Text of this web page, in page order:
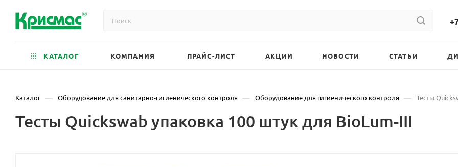
КАТАЛОГ КОМПАНИЯ ПРАЙС-ЛИСТ АКЦИИ НОВОСТИ СТАТЬИ
Каталог — Оборудование для санитарно-гигиенического контроля — Оборудование для гигиенического контроля — Тесты
Тесты Quickswab упаковка 100 штук для BioLum-III